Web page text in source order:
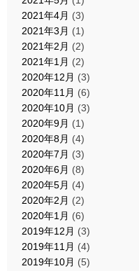
2021年4月 (3)
2021年3月 (1)
2021年2月 (2)
2021年1月 (2)
2020年12月 (3)
2020年11月 (6)
2020年10月 (3)
2020年9月 (1)
2020年8月 (4)
2020年7月 (3)
2020年6月 (8)
2020年5月 (4)
2020年2月 (2)
2020年1月 (6)
2019年12月 (3)
2019年11月 (4)
2019年10月 (5)